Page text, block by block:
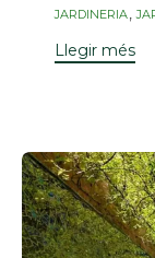
Etiquetes
JARDINERIA,
Llegir més